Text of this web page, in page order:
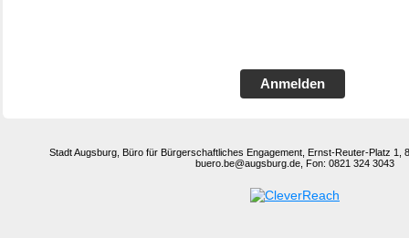
Anmelden
Stadt Augsburg, Büro für Bürgerschaftliches Engagement, Ernst-Reuter-Platz 1,
buero.be@augsburg.de, Fon: 0821 324 3043